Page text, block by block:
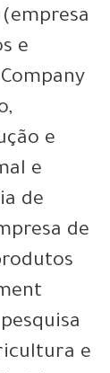
e
e
e
de
de
e